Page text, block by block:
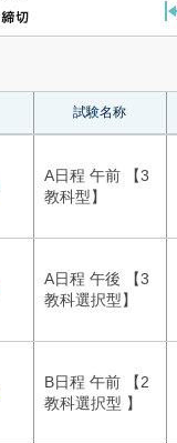
試験名称
A日程 午前 【3
教科型】
A日程 午後 【3
教科選択型】
B日程 午前 【2
教科選択型 】